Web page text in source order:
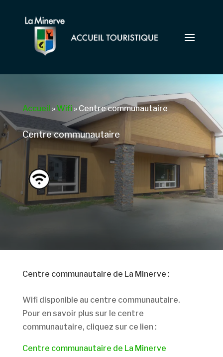
Accueil »Wifi » Centre communautaire
Centre communautaire
Centre communautaire de La Minerve :
Wifi disponible au centre communautaire.
Pour en savoir plus sur le centre
communautaire, cliquez sur ce lien :
Centre communautaire de La Minerve